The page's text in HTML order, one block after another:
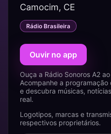
Camocim, CE
Rádio Brasileira
Ouvir no app
Ouça a Rádio Sonoros A2
Acompanhe a programação
e descubra músicas,
real.
Logotipos, marcas e
respectivos proprietários.